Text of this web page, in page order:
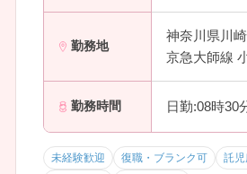
勤務地
神奈川県川
京急大師線
勤務時間 日勤:08時30
未経験歓迎 復職・ブランク可 託児